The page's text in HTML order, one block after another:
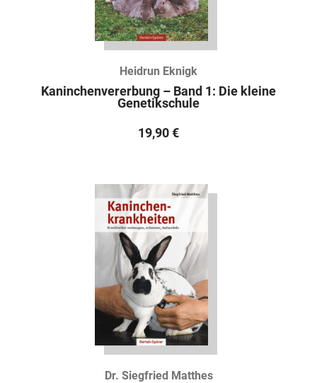
Heidrun Eknigk
Kaninchenvererbung – Band 1: Die kleine
Genetikschule
19,90 €
Dr. Siegfried Matthes